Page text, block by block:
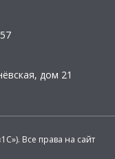
дом 21
Все права на сайт